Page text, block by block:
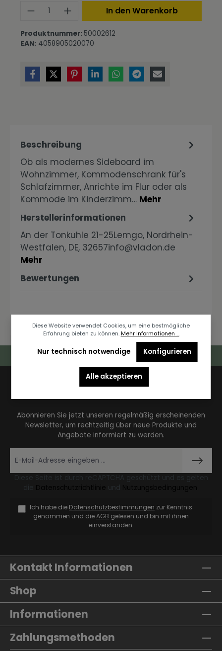
Produkt Anzahl: Gib den
In den Warenkorb
Produktnummer: 50002612
EAN: 4058905020070
Beschreibung
Ob als modernes Sideboard im
Wohnzimmer, Kommodenschrank für's
Schlafzimmer, Anrichte im Flur oder als
Kommode im Kinderzimm… Mehr
Herstellerinformationen
An der Tonkuhle 21-25Lemgo, Nordrhein-
Westfalen, DE, 32657info@vladon.de
Mehr
Bewertungen
Deutschlandweiter Kostenloser Versand
Abonnieren Sie jetzt unseren regelmäßig erscheinenden
Newsletter, um rechtzeitig über neue Produkte und
Angebote informiert zu werden.
Ich habe die Datenschutzbestimmungen zur Kenntnis
genommen und dieAGB gelesen und bin mit ihnen
einverstanden.
Kontakt Informationen
Shop
Informationen
Zahlungsmethoden
Diese Website verwendet Cookies, um eine bestmögliche
Erfahrung bieten zu können. Mehr Informationen ...
Nur technisch notwendige Konfigurieren
Alle akzeptieren